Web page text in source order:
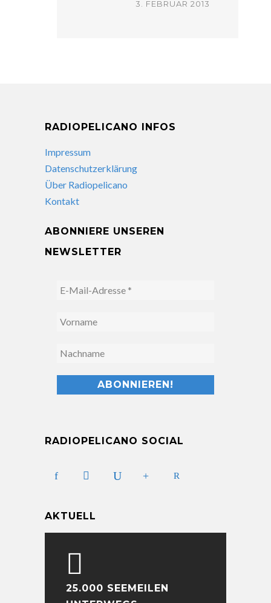
3. FEBRUAR 2013
RADIOPELICANO INFOS
Impressum
Datenschutzerklärung
Über Radiopelicano
Kontakt
ABONNIERE UNSEREN
NEWSLETTER
RADIOPELICANO SOCIAL
AKTUELL
25.000 SEEMEILEN